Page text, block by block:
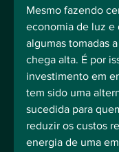
Mesmo fazendo
economia de luz e
algumas tomadas
chega alta. É por
investimento em
tem sido uma
sucedida para
reduzir os custos
energia de uma